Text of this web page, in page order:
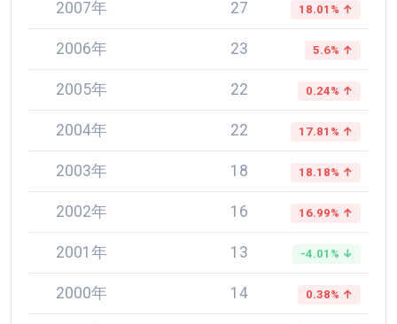
2007年 27 18.01% ↑
2006年 23 5.6% ↑
2005年 22 0.24% ↑
2004年 22 17.81% ↑
2003年 18 18.18% ↑
2002年 16 16.99% ↑
2001年 13 -4.01% ↓
2000年 14 0.38% ↑